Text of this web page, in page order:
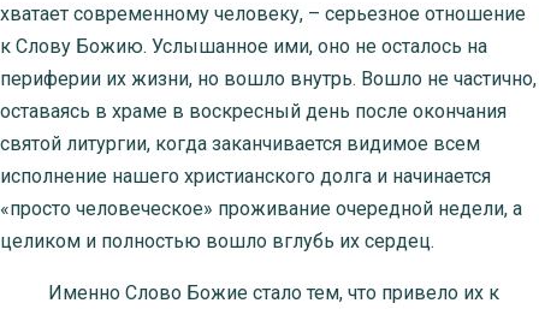
хватает современному человеку, – серьезное отношение
к Слову Божию. Услышанное ими, оно не осталось на
периферии их жизни, но вошло внутрь. Вошло не частично,
оставаясь в храме в воскресный день после окончания
святой литургии, когда заканчивается видимое всем
исполнение нашего христианского долга и начинается
«просто человеческое» проживание очередной недели, а
целиком и полностью вошло вглубь их сердец.
Именно Слово Божие стало тем, что привело их к